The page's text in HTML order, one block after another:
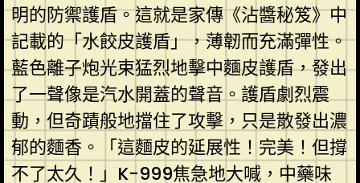
明的防禦護盾。這就是家傳《沾醬秘笈》中
記載的「水餃皮護盾」，薄韌而充滿彈性。
藍色離子炮光束猛烈地擊中麵皮護盾，發出
了一聲像是汽水開蓋的聲音。護盾劇烈震
動，但奇蹟般地擋住了攻擊，只是散發出濃
郁的麵香。「這麵皮的延展性！完美！但撐
不了太久！」K-999焦急地大喊，中藥味